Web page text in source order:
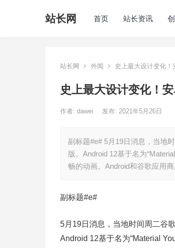
站长网 首页 站长资讯
站长网 外闻 史上最大设计变化
史上最大设计变化！
作者: dawei 发布: 2021年5月26日
副标题#e# 5月19日消息，当地
版。Android 12基于名为
畅的动画。Android和谷歌应用
副标题#e#
5月19日消息，当地时间周二谷
Android 12基于名为“Material